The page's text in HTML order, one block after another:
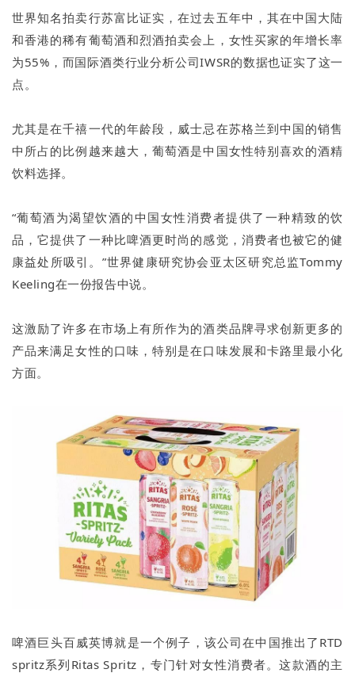
世界知名拍卖行苏富比证实，在过去五年中，其在中国大陆
和香港的稀有葡萄酒和烈酒拍卖会上，女性买家的年增长率
为55%，而国际酒类行业分析公司IWSR的数据也证实了这一
点。
尤其是在千禧一代的年龄段，威士忌在苏格兰到中国的销售
中所占的比例越来越大，葡萄酒是中国女性特别喜欢的酒精
饮料选择。
“葡萄酒为渴望饮酒的中国女性消费者提供了一种精致的饮
品，它提供了一种比啤酒更时尚的感觉，消费者也被它的健
康益处所吸引。”世界健康研究协会亚太区研究总监Tommy
Keeling在一份报告中说。
这激励了许多在市场上有所作为的酒类品牌寻求创新更多的
产品来满足女性的口味，特别是在口味发展和卡路里最小化
方面。
啤酒巨头百威英博就是一个例子，该公司在中国推出了RTD
spritz系列Ritas Spritz，专门针对女性消费者。这款酒的主